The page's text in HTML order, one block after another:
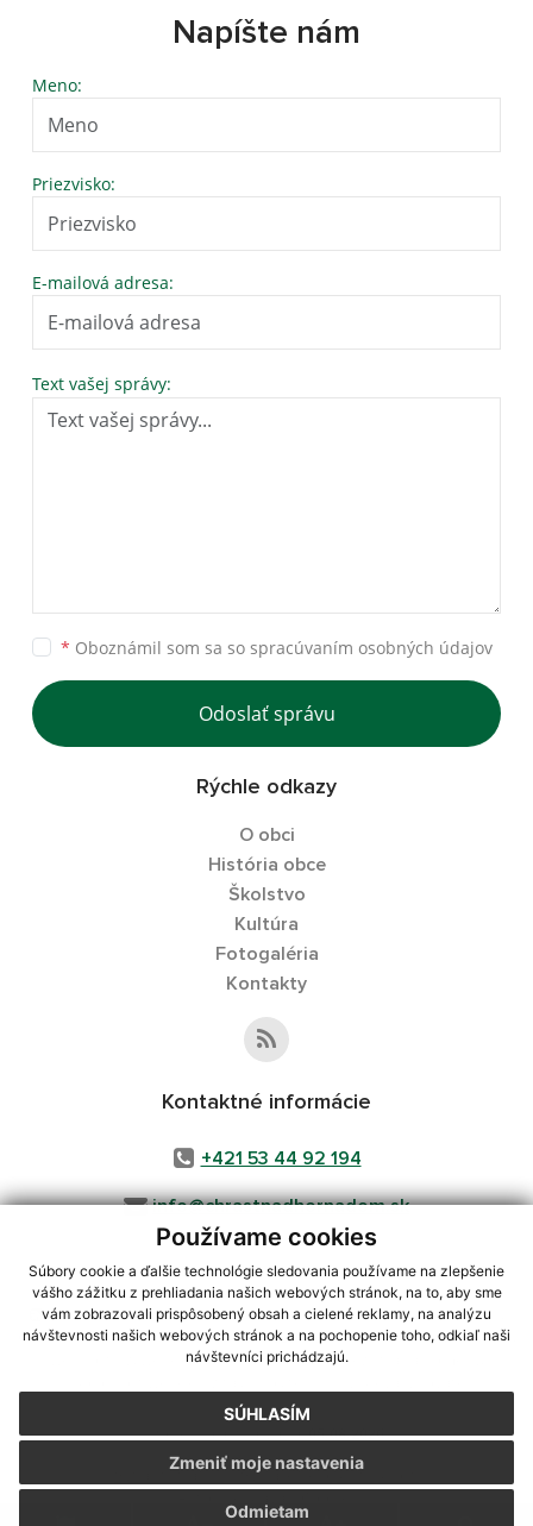
Používame cookies
Súbory cookie a ďalšie technológie sledovania používame na zlepšenie
vášho zážitku z prehliadania našich webových stránok, na to, aby sme
vám zobrazovali prispôsobený obsah a cielené reklamy, na analýzu
návštevnosti našich webových stránok a na pochopenie toho, odkiaľ naši
návštevníci prichádzajú.
SÚHLASÍM
Odmietam
Zmeniť moje nastavenia
Napíšte nám
Meno:
Priezvisko:
E-mailová adresa:
Text vašej správy:
* Oboznámil som sa so spracúvaním osobných údajov
Odoslať správu
Rýchle odkazy
O obci
História obce
Školstvo
Kultúra
Fotogaléria
Kontakty
Kontaktné informácie
+421 53 44 92 194
info@chrastnadhornadom.sk
využite možnosť získavania aktuálnych informácií s využitím RSS
CMS systém (redakčný) systém ECHELON 2,Mapa stránok,web portál
webex.digital, s.r.o.,domény,registrácia domény
Posledná aktualizácia:05.08.2026
Vytlačiť stránku|Vyhlásenie o prístupnosti